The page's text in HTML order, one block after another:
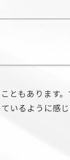
ともあります
いるように感